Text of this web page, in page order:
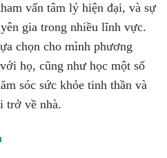
vấn tâm lý hiện đại, và sự
gia trong nhiều lĩnh vực.
chọn cho mình phương
họ, cũng như học một số
sóc sức khỏe tinh thần và
trở về nhà.